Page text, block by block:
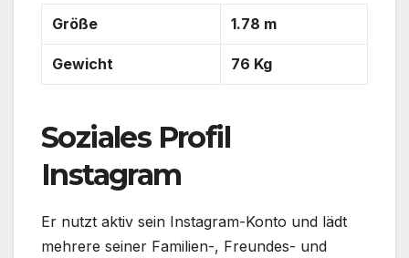
Größe 1.78 m
Gewicht 76 Kg
Soziales Profil
Instagram
Er nutzt aktiv sein Instagram-Konto und lädt
mehrere seiner Familien-, Freundes- und